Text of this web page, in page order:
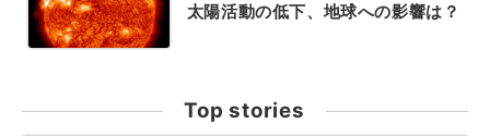
太陽活動の低下、地球への影響は？
Top stories